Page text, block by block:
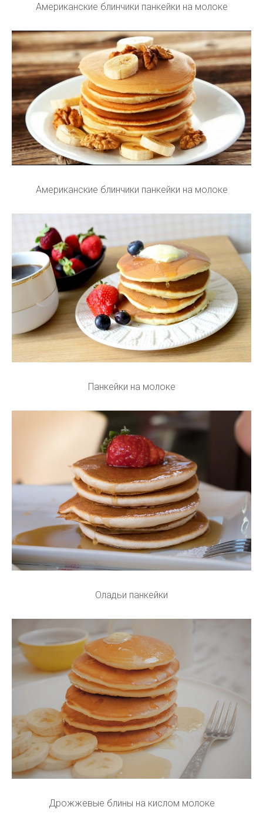
Американские блинчики панкейки на молоке
Американские блинчики панкейки на молоке
Панкейки на молоке
Оладьи панкейки
Дрожжевые блины на кислом молоке